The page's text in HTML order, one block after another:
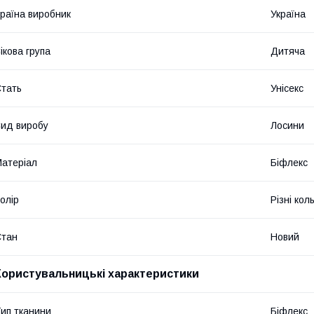
виробник Україна
група Дитяча
Унісекс
виробу Лосини
Біфлекс
Різні
Новий
характеристики
тканини Біфлекс